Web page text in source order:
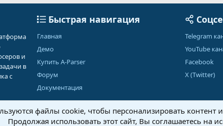
и
в
с
Быстрая навигация
Главная
Демо
Купить A-Parser
Форум
Документация
Telegram
YouTube
Facebook
X (Twitter)
Обратная связь
файлы cookie, чтобы персонализировать контент
Продолжая использовать этот сайт, Вы соглашаетесь на